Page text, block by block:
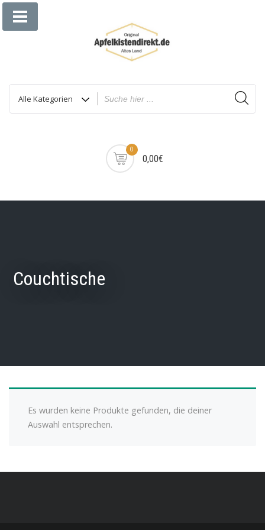
Zum
Inhalt
0
0,00€
Couchtische
Es wurden keine Produkte gefunden, die deiner
Auswahl entsprechen.